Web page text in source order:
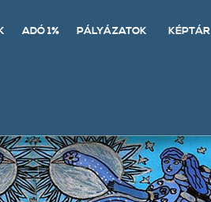
ADÓ 1% PÁLYÁZATOK KÉPTÁR